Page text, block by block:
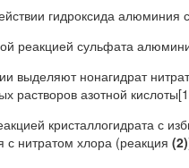
гидроксида алюминия
реакцией сульфата
выделяют нонагидрат
растворов азотной
кристаллогидрата с
нитратом хлора (реакция (2)